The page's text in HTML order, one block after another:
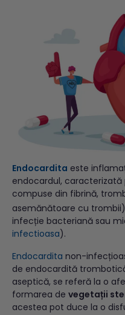
Endocardita este
endocardul,
compuse din fibrină,
asemănătoare cu trombii)
infecție bacteriană sau
infectioasa).
Endocardita non-
de endocardită
aseptică, se referă la o
formarea de vegetații
acestea pot duce la o